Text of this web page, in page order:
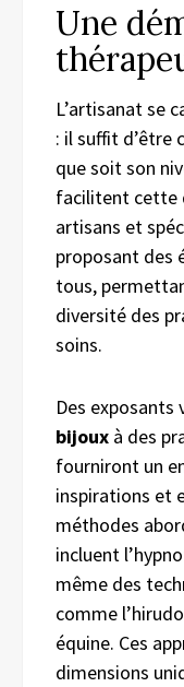
Une
L’artisanat se
: il suffit d’être
que soit son
facilitent cette
artisans et
proposant des
tous,
diversité des
soins.
Des exposants
bijoux à des
fourniront un
inspirations et
méthodes
incluent
même des
comme
équine. Ces
dimensions